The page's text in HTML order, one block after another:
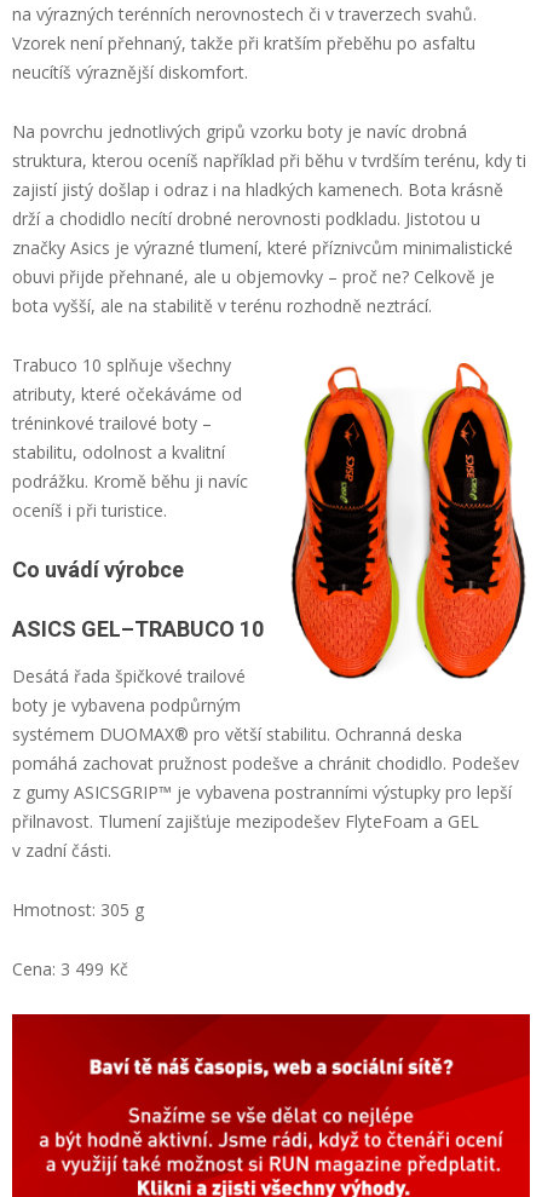
na výrazných terénních nerovnostech či v traverzech svahů.
Vzorek není přehnaný, takže při kratším přeběhu po asfaltu
neucítíš výraznější diskomfort.
Na povrchu jednotlivých gripů vzorku boty je navíc drobná
struktura, kterou oceníš například při běhu v tvrdším terénu, kdy ti
zajistí jistý došlap i odraz i na hladkých kamenech. Bota krásně
drží a chodidlo necítí drobné nerovnosti podkladu. Jistotou u
značky Asics je výrazné tlumení, které příznivcům minimalistické
obuvi přijde přehnané, ale u objemovky – proč ne? Celkově je
bota vyšší, ale na stabilitě v terénu rozhodně neztrácí.
Trabuco 10 splňuje všechny
atributy, které očekáváme od
tréninkové trailové boty –
stabilitu, odolnost a kvalitní
podrážku. Kromě běhu ji navíc
oceníš i při turistice.
Co uvádí výrobce
ASICS GEL–TRABUCO 10
Desátá řada špičkové trailové
boty je vybavena podpůrným
systémem DUOMAX® pro větší stabilitu. Ochranná deska
pomáhá zachovat pružnost podešve a chránit chodidlo. Podešev
z gumy ASICSGRIP™ je vybavena postranními výstupky pro lepší
přilnavost. Tlumení zajišťuje mezipodešev FlyteFoam a GEL
v zadní části.
Hmotnost: 305 g
Cena: 3 499 Kč